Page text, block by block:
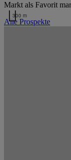
Markt als Favorit
Alle Prospekte
300 m